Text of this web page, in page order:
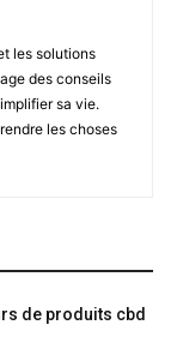
les solutions
des conseils
sa vie.
les choses
de produits cbd